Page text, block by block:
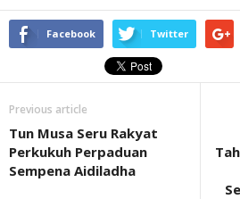
Facebook Twitter
Previous article
Tun Musa Seru Rakyat
Perkukuh Perpaduan
Sempena Aidiladha